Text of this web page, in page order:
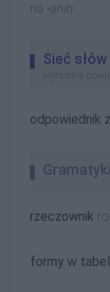
na -anin
Sieć słów
wyrażenia
odpowiednik
rzeczownik
formy w